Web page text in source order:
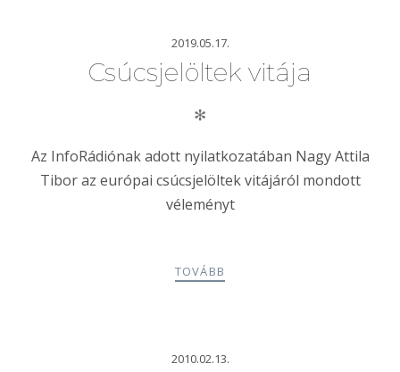
2019.05.17.
Csúcsjelöltek vitája
✻
Az InfoRádiónak adott nyilatkozatában Nagy Attila
Tibor az európai csúcsjelöltek vitájáról mondott
véleményt
TOVÁBB
2010.02.13.